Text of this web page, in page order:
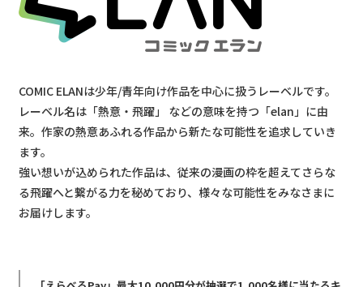
COMIC ELANは少年/青年向け作品を中心に扱うレーベルです。
レーベル名は「熱意・飛躍」 などの意味を持つ「elan」に由
来。作家の熱意あふれる作品から新たな可能性を追求していき
ます。
強い想いが込められた作品は、従来の漫画の枠を超えてさらな
る飛躍へと繋がる力を秘めており、様々な可能性をみなさまに
お届けします。